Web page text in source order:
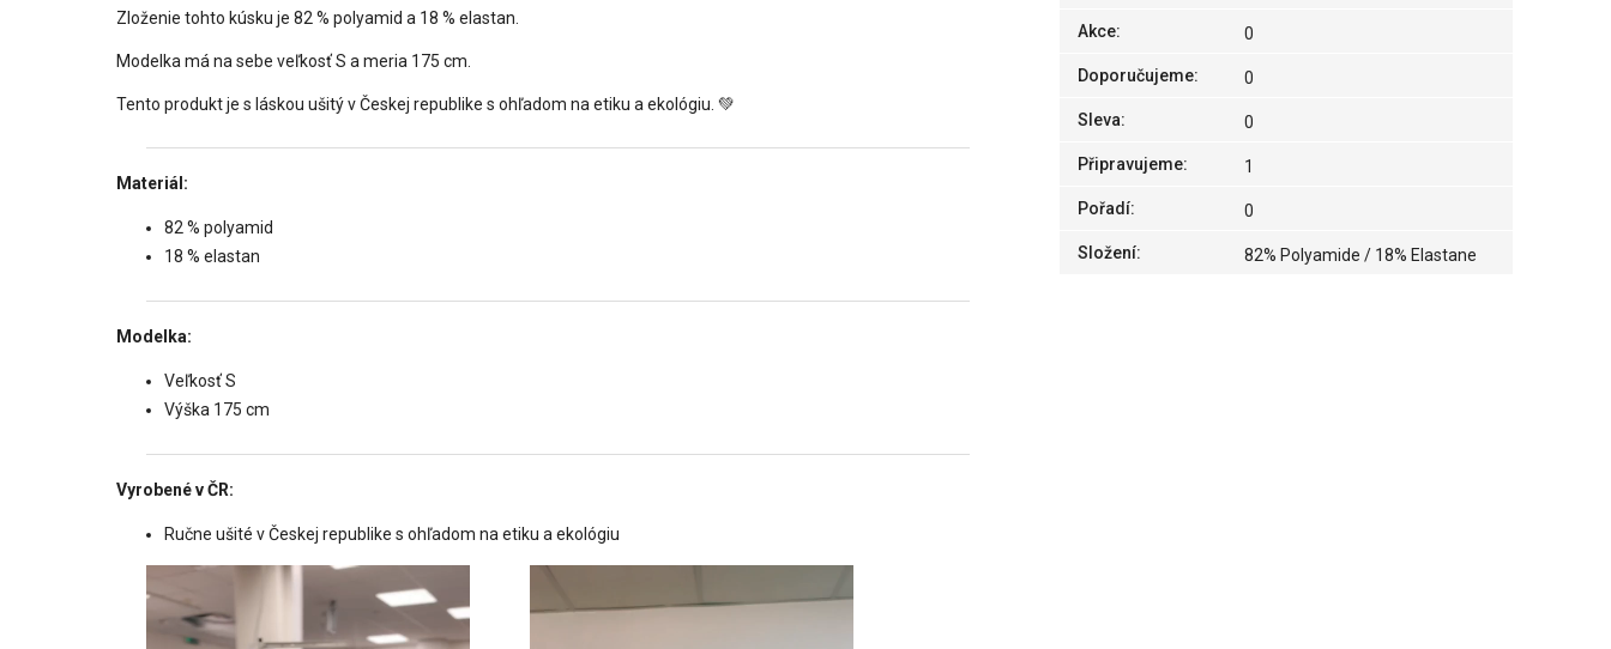
Zloženie tohto kúsku je 82 % polyamid a 18 % elastan.
Modelka má na sebe veľkosť S a meria 175 cm.
Tento produkt je s láskou ušitý v Českej republike s ohľadom na etiku a ekológiu. 💚
Materiál:
82 % polyamid
18 % elastan
Modelka:
Veľkosť S
Výška 175 cm
Vyrobené v ČR:
Ručne ušité v Českej republike s ohľadom na etiku a ekológiu
Akce: 0
Doporučujeme: 0
Sleva: 0
Připravujeme: 1
Pořadí: 0
Složení: 82% Polyamide / 18% Elastane